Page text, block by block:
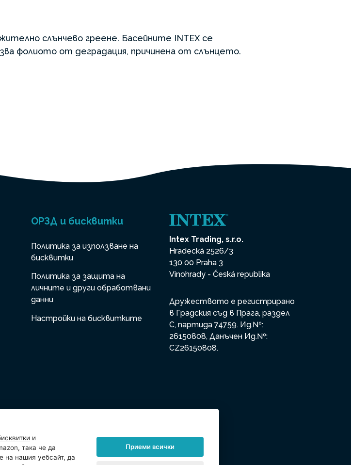
слънчево греене. Басейните INTEX се
фолиото от деградация, причинена от слънцето.
ОРЗД и бисквитки
Политика за използване на
бисквитки
Политика за защита на
личните и други обработвани
данни
Настройки на бисквитките
Intex Trading, s.r.o.
Hradecká 2526/3
130 00 Praha 3
Vinohrady - Česká republika
Дружеството е регистрирано
в Градския съд в Прага, раздел
С, партида 74759. Ид.№:
26150808, Данъчен Ид.№:
CZ26150808.
и
така че да
на нашия уебсайт, да
Приеми всички